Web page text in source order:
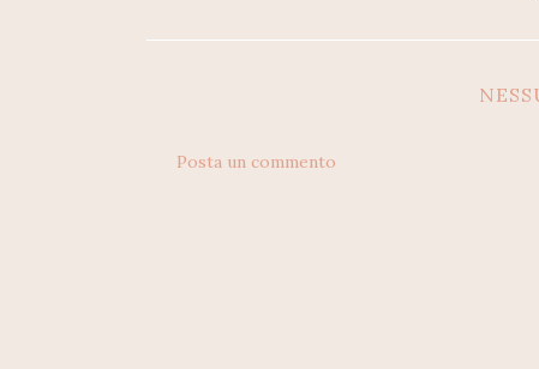
Posta un commento